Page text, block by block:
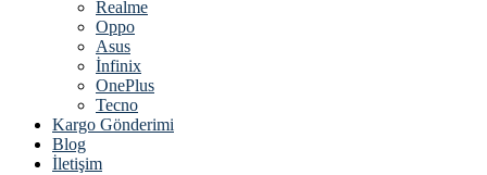
Realme
Oppo
Asus
İnfinix
OnePlus
Tecno
Kargo Gönderimi
Blog
İletişim